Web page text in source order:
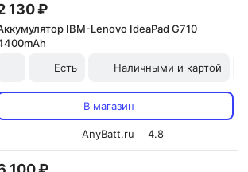
130 ₽
IBM-Lenovo IdeaPad G710
Есть
Наличными и картой
В магазин
AnyBatt.ru 4.8